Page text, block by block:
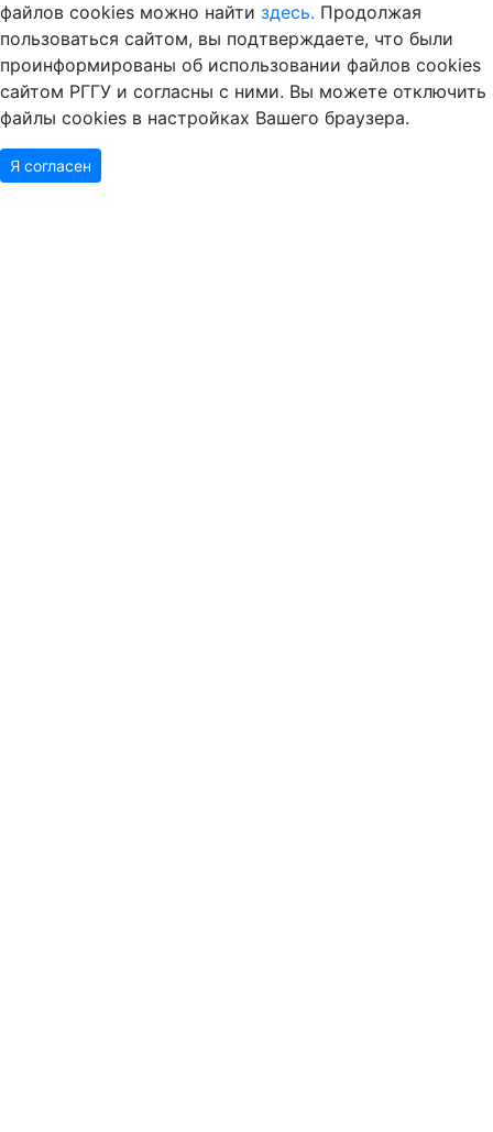
файлов cookies можно найти здесь. Продолжая
пользоваться сайтом, вы подтверждаете, что были
проинформированы об использовании файлов cookies
сайтом РГГУ и согласны с ними. Вы можете отключить
файлы cookies в настройках Вашего браузера.
Я согласен